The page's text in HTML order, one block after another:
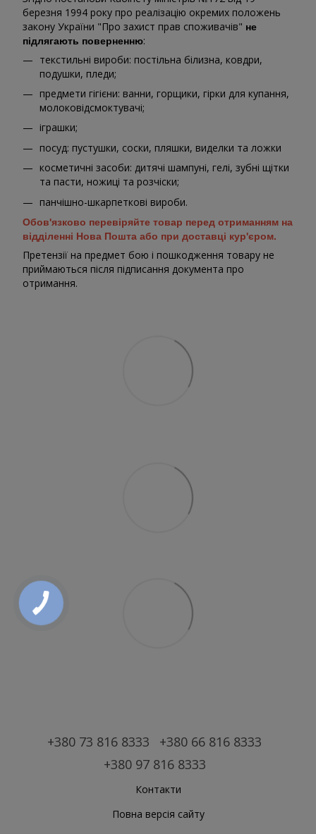
березня 1994 року про реалізацію окремих положень
закону України "Про захист прав споживачів" не
підлягають поверненню:
текстильні вироби: постільна білизна, ковдри,
подушки, пледи;
предмети гігієни: ванни, горщики, гірки для купання,
молоковідсмоктувачі;
іграшки;
посуд: пустушки, соски, пляшки, виделки та ложки
косметичні засоби: дитячі шампуні, гелі, зубні щітки
та пасти, ножиці та розчіски;
панчішно-шкарпеткові вироби.
Обов'язково перевіряйте товар перед отриманням на
відділенні Нова Пошта або при доставці кур'єром.
Претензії на предмет бою і пошкодження товару не
приймаються після підписання документа про
отримання.
+380 73 816 8333
+380 66 816 8333
+380 97 816 8333
Контакти
Повна версія сайту